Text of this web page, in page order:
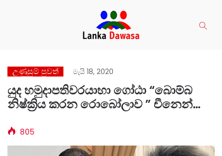
උණුසුම් පුවත් මැයි 18, 2020
යුද හමුදාපතිවරයාහා ගෝඨා “බොම්බ
නිෂ්ක්‍රිය කරන රොබෝලාව ” චීනෙන්
805